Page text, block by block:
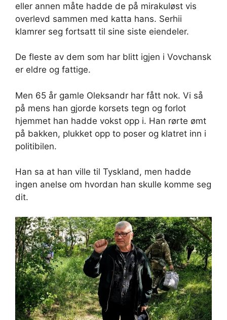
eller annen måte hadde de på mirakuløst vis
overlevd sammen med katta hans. Serhii
klamrer seg fortsatt til sine siste eiendeler.
De fleste av dem som har blitt igjen i Vovchansk
er eldre og fattige.
Men 65 år gamle Oleksandr har fått nok. Vi så
på mens han gjorde korsets tegn og forlot
hjemmet han hadde vokst opp i. Han rørte ømt
på bakken, plukket opp to poser og klatret inn i
politibilen.
Han sa at han ville til Tyskland, men hadde
ingen anelse om hvordan han skulle komme seg
dit.